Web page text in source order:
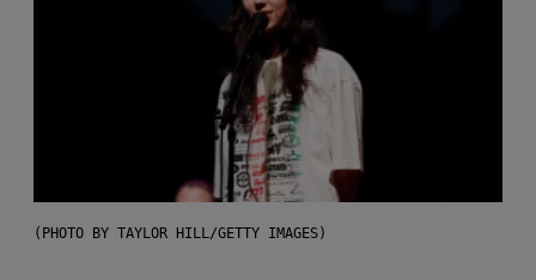
(PHOTO BY TAYLOR HILL/GETTY IMAGES)